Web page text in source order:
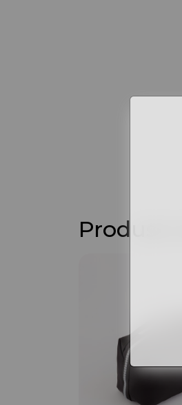
Produse